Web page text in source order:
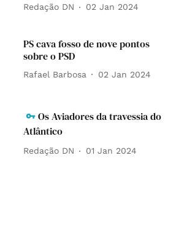
Redação DN 02 Jan 2024
PS cava fosso de nove pontos
sobre o PSD
Rafael Barbosa 02 Jan 2024
Os Aviadores da travessia do
Atlântico
Redação DN 01 Jan 2024